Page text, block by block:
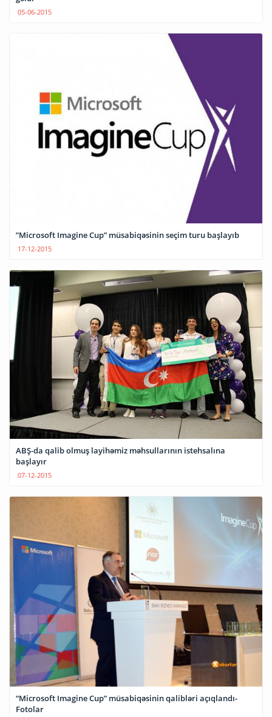
05-06-2015
”Microsoft Imagine Cup” müsabiqəsinin seçim turu başlayıb
17-12-2015
ABŞ-da qalib olmuş layihəmiz məhsullarının istehsalına
başlayır
07-12-2015
“Microsoft Imagine Cup” müsabiqəsinin qalibləri açıqlandı-
Fotolar